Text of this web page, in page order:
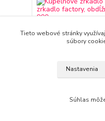
Kúpeľňové zrkadlo -
Tieto webové stránky
súbory
Nastavenia
Súhlas